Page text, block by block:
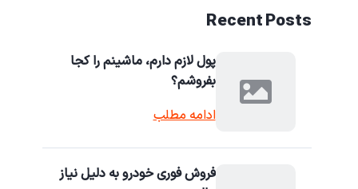
Recent Posts
پول لازم دارم، ماشینم را کجا
بفروشم؟
ادامه مطلب
فروش فوری خودرو به دلیل نیاز